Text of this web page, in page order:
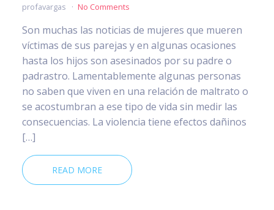
profavargas No Comments
Son muchas las noticias de mujeres que mueren
víctimas de sus parejas y en algunas ocasiones
hasta los hijos son asesinados por su padre o
padrastro. Lamentablemente algunas personas
no saben que viven en una relación de maltrato o
se acostumbran a ese tipo de vida sin medir las
consecuencias. La violencia tiene efectos dañinos
[…]
READ MORE